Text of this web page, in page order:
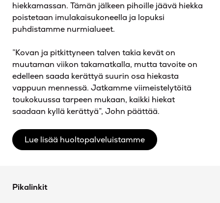
hiekkamassan. Tämän jälkeen pihoille jäävä hiekka
poistetaan imulakaisukoneella ja lopuksi
puhdistamme nurmialueet.
”Kovan ja pitkittyneen talven takia kevät on
muutaman viikon takamatkalla, mutta tavoite on
edelleen saada kerättyä suurin osa hiekasta
vappuun mennessä. Jatkamme viimeistelytöitä
toukokuussa tarpeen mukaan, kaikki hiekat
saadaan kyllä kerättyä”, John päättää.
Lue lisää huoltopalveluistamme
Pikalinkit